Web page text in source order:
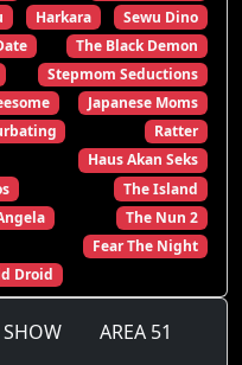
Harkara
Sewu Dino
The Black Demon
Stepmom Seductions
Japanese Moms
Ratter
Haus Akan Seks
The Island
The Nun 2
Fear The Night
Droid
SHOW
AREA 51